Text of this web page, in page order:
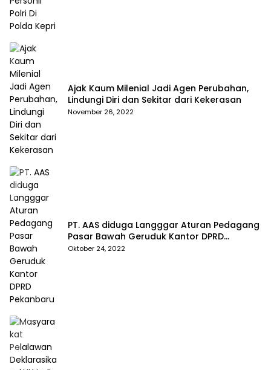
Ajak Kaum Milenial Jadi Agen Perubahan,
Lindungi Diri dan Sekitar dari Kekerasan
November 26, 2022
PT. AAS diduga Langggar Aturan Pedagang
Pasar Bawah Geruduk Kantor DPRD
Pekanbaru
Oktober 24, 2022